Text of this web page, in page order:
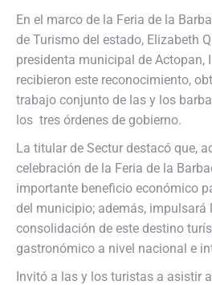
En el marco de la Feria de la
de Turismo del estado, Elizabeth
presidenta municipal de Actopan,
recibieron este reconocimiento,
trabajo conjunto de las y los
los tres órdenes de gobierno.
La titular de Sectur destacó que,
celebración de la Feria de la
importante beneficio económico
del municipio; además, impulsará
consolidación de este destino
gastronómico a nivel nacional e
Invitó a las y los turistas a asistir